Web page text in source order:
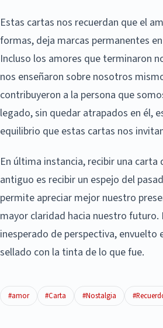
Estas cartas nos recuerdan que el
formas, deja marcas permanentes
Incluso los amores que terminaron
nos enseñaron sobre nosotros
contribuyeron a la persona que
legado, sin quedar atrapados en él,
equilibrio que estas cartas nos
En última instancia, recibir una carta
antiguo es recibir un espejo del
permite apreciar mejor nuestro
mayor claridad hacia nuestro futuro.
inesperado de perspectiva, envuelto
sellado con la tinta de lo que fue.
#amor #Carta #Nostalgia